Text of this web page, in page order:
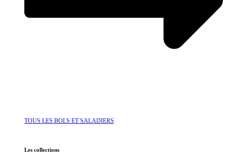
TOUS LES BOLS ET SALADIERS
Les collections